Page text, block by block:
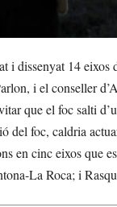
dissenyat 14 eixos
i el conseller
que el foc salti
del foc, caldria
en cinc eixos
La Roca; i